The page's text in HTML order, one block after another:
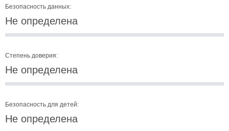
Безопасность данных:
Не определена
Степень доверия:
Не определена
Безопасность для детей:
Не определена